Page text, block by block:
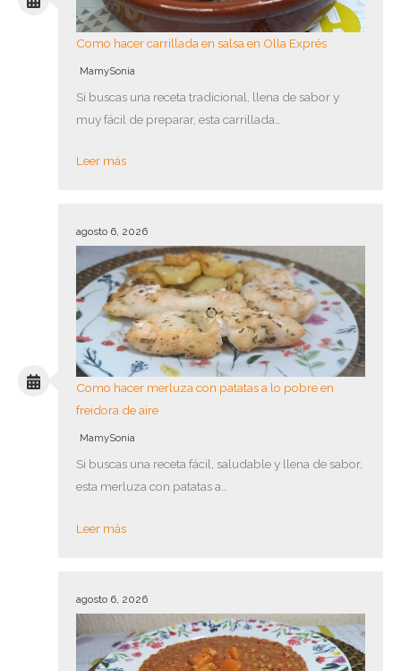
Como hacer carrillada en salsa en Olla Exprés
MamySonia
Si buscas una receta tradicional, llena de sabor y
muy fácil de preparar, esta carrillada…
Leer más
agosto 6, 2026
Como hacer merluza con patatas a lo pobre en
freidora de aire
MamySonia
Si buscas una receta fácil, saludable y llena de sabor,
esta merluza con patatas a…
Leer más
agosto 6, 2026